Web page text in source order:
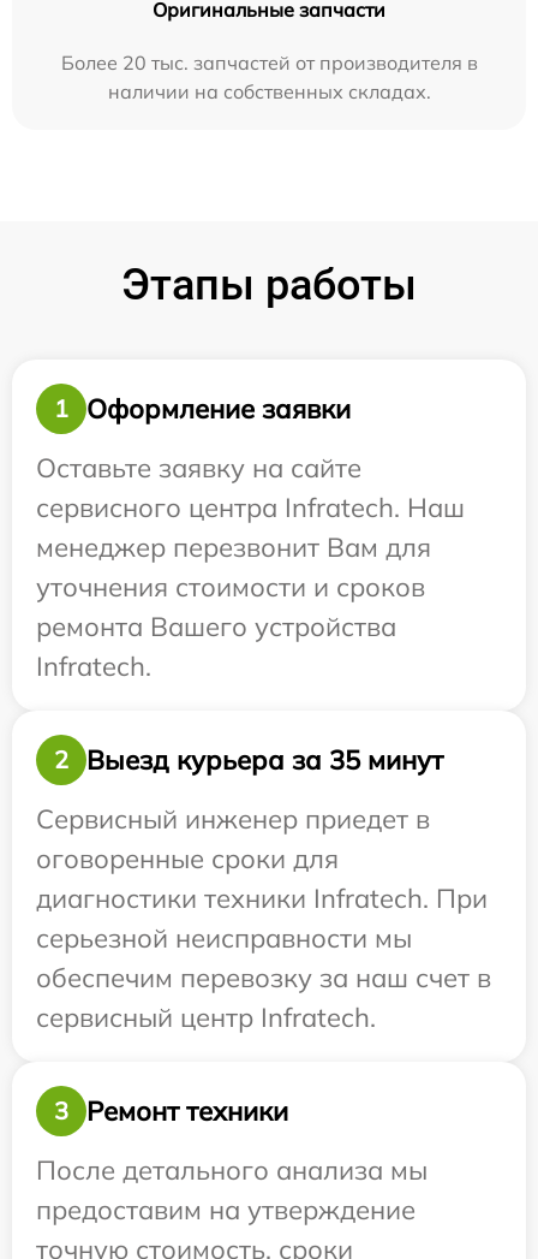
Оригинальные запчасти
Более 20 тыс. запчастей от производителя в
наличии на собственных складах.
Этапы работы
1
Оформление заявки
Оставьте заявку на сайте
сервисного центра Infratech. Наш
менеджер перезвонит Вам для
уточнения стоимости и сроков
ремонта Вашего устройства
Infratech.
2
Выезд курьера за 35 минут
Сервисный инженер приедет в
оговоренные сроки для
диагностики техники Infratech. При
серьезной неисправности мы
обеспечим перевозку за наш счет в
сервисный центр Infratech.
3
Ремонт техники
После детального анализа мы
предоставим на утверждение
точную стоимость, сроки